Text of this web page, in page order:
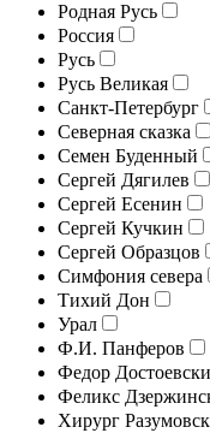
Родная Русь
Россия
Русь
Русь Великая
Санкт-Петербург
Северная сказка
Семен Буденный
Сергей Дягилев
Сергей Есенин
Сергей Кучкин
Сергей Образцов
Симфония севера
Тихий Дон
Урал
Ф.И. Панферов
Федор
Феликс
Хирург